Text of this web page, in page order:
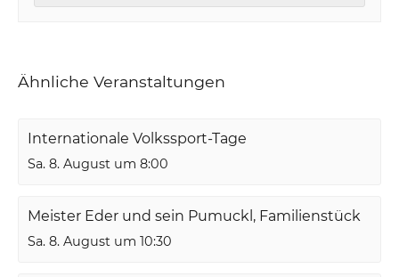
Ähnliche Veranstaltungen
Internationale Volkssport-Tage
Sa. 8. August um 8:00
Meister Eder und sein Pumuckl, Familienstück
Sa. 8. August um 10:30